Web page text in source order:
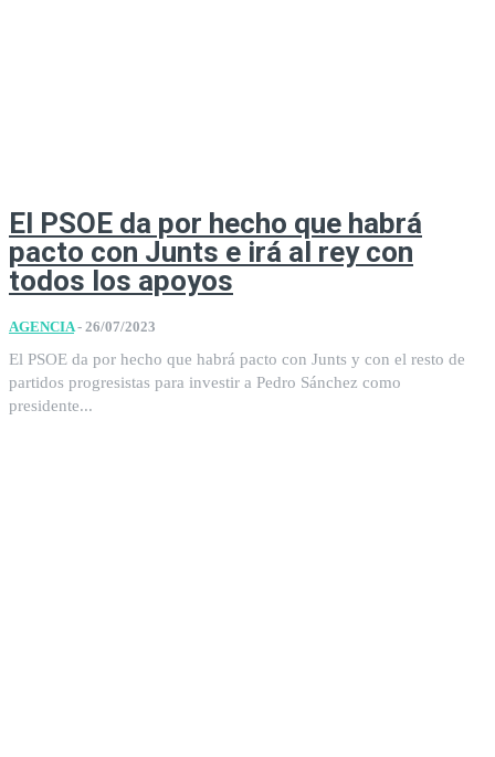
El PSOE da por hecho que habrá
pacto con Junts e irá al rey con
todos los apoyos
AGENCIA - 26/07/2023
El PSOE da por hecho que habrá pacto con Junts y con el resto de
partidos progresistas para investir a Pedro Sánchez como
presidente...